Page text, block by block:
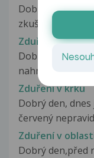
Dobrý den,
zkušenosti s
Zduření v
Dobrý den,
nahmatala
Zduření v krku
Dobrý den,
červený
Zduření v
Dobrý den,před